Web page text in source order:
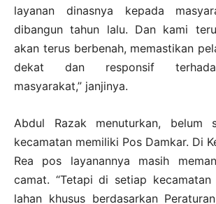
layanan dinasnya kepada
dibangun tahun lalu. Dan kami
akan terus berbenah, memastikan
dekat dan responsif
masyarakat,” janjinya.
Abdul Razak menuturkan, belum
kecamatan memiliki Pos Damkar. Di
Rea pos layanannya masih
camat. “Tetapi di setiap
lahan khusus berdasarkan